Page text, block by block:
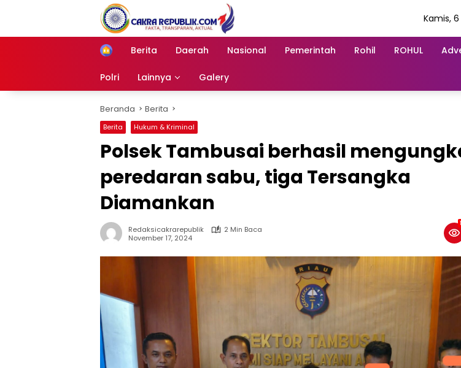
Kamis,
Berita Daerah Nasional Pemerintah Rohil ROHUL
Polri Lainnya Galery
Beranda Berita
Berita Hukum & Kriminal
Polsek Tambusai berhasil
peredaran sabu, tiga Tersangka
Diamankan
Redaksicakrarepublik
2 Min Baca
November 17, 2024